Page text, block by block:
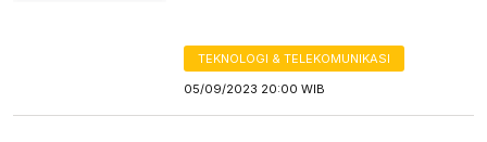
TEKNOLOGI & TELEKOMUNIKASI
05/09/2023 20:00 WIB